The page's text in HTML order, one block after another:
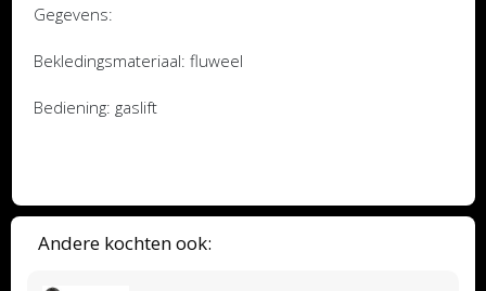
Andere kochten ook:
Gegevens:
Bekledingsmateriaal: fluweel
Bediening: gaslift